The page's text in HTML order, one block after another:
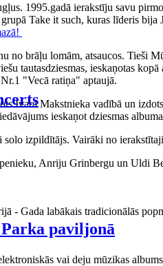
paviljonā
1995.gadā ierakstīju savu
Take it such, kuras līderis
brāļu lomām, atsaucos. Tieši
tautasdziesmas, ieskaņotas
"Vecā ratiņa" aptaujā.
Ivara Makstnieka vadībā un
ieskaņot dziesmas
izpildītājs. Vairāki no
Anriju Grinbergu un Uldi
- Gada labākais tradicionālās
vai deju mūzikas albums